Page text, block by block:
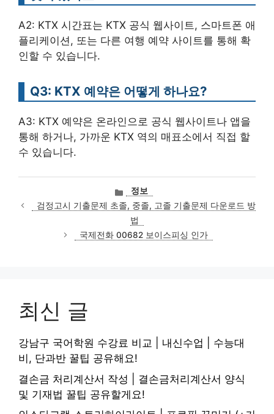
A2: KTX 시간표는 KTX 공식 웹사이트, 스마트폰 애
플리케이션, 또는 다른 여행 예약 사이트를 통해 확
인할 수 있습니다.
Q3: KTX 예약은 어떻게 하나요?
A3: KTX 예약은 온라인으로 공식 웹사이트나 앱을
통해 하거나, 가까운 KTX 역의 매표소에서 직접 할
수 있습니다.
카
테
고
리
정보
검정고시 기출문제 초졸, 중졸, 고졸 기출문제 다운로드 방
법
국제전화 00682 보이스피싱 인가
최신 글
강남구 국어학원 수강료 비교 | 내신수업 | 수능대
비, 단과반 꿀팁 공유해요!
결손금 처리계산서 작성 | 결손금처리계산서 양식
및 기재법 꿀팁 공유할게요!